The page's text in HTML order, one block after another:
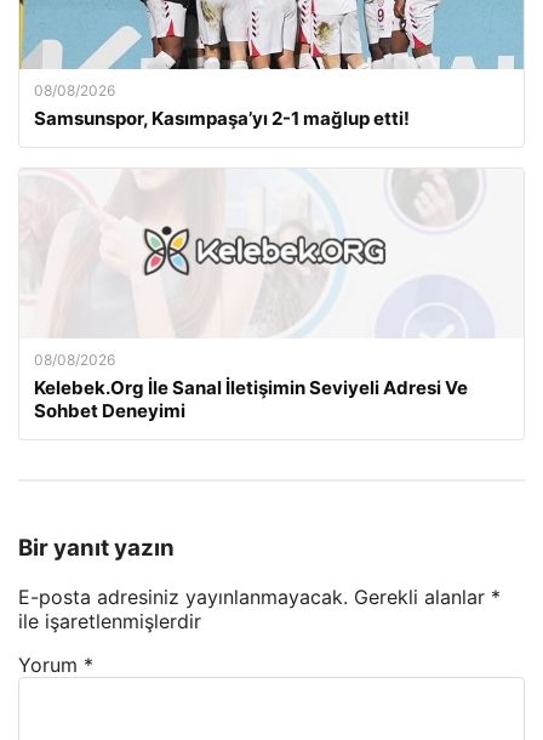
08/08/2026
Samsunspor, Kasımpaşa’yı 2-1 mağlup etti!
08/08/2026
Kelebek.Org İle Sanal İletişimin Seviyeli Adresi Ve
Sohbet Deneyimi
Bir yanıt yazın
E-posta adresiniz yayınlanmayacak. Gerekli alanlar *
ile işaretlenmişlerdir
Yorum *